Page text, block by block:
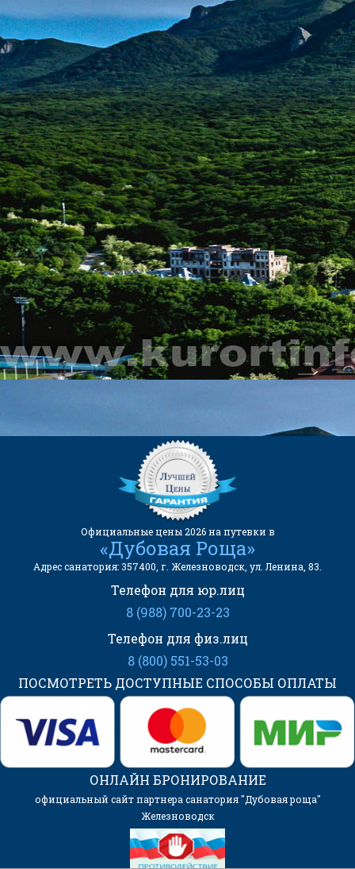
Санаторий «Дубовая Роща» на карте
КОНТАКТЫ
ЕДИНОЙ СЛУЖБЫ БРОНИРОВАНИЯ:
8 (800) 551-53-03
(Бесплатный звонок)
kurortinfo@mail.ru
АДРЕС САНАТОРИЯ «ДУБОВАЯ
РОЩА»:
Официальные цены 2026 на путевки в
«Дубовая Роща»
Адрес санатория: 357400, г. Железноводск, ул. Ленина, 83.
Телефон для юр.лиц
8 (988) 700-23-23
Телефон для физ.лиц
8 (800) 551-53-03
ПОСМОТРЕТЬ ДОСТУПНЫЕ СПОСОБЫ ОПЛАТЫ
ОНЛАЙН БРОНИРОВАНИЕ
официальный сайт партнера санатория "Дубовая роща"
Железноводск